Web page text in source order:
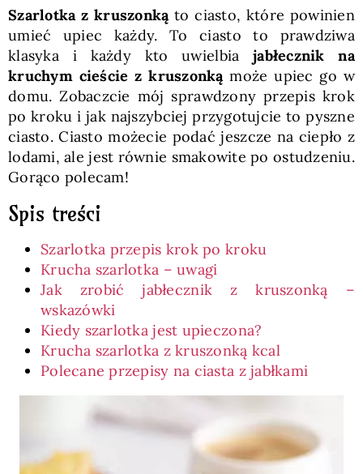
SKLEP
Polski
Szarlotka z kruszonkąto ciasto, które powinien
umieć upiec każdy. To ciasto to prawdziwa
klasyka i każdy kto uwielbiajabłecznik na
kruchym cieście z kruszonkąmoże upiec go w
domu. Zobaczcie mój sprawdzony przepis krok
po kroku i jak najszybciej przygotujcie to pyszne
ciasto. Ciasto możecie podać jeszcze na ciepło z
lodami, ale jest równie smakowite po ostudzeniu.
Gorąco polecam!
Spis treści
Szarlotka przepis krok po kroku
Krucha szarlotka – uwagi
Jak zrobić jabłecznik z kruszonką –
wskazówki
Kiedy szarlotka jest upieczona?
Krucha szarlotka z kruszonką kcal
Polecane przepisy na ciasta z jabłkami